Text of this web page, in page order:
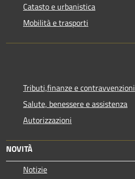
Catasto e urbanistica
Mobilità e trasporti
Tributi,finanze e contravvenzioni
Salute, benessere e assistenza
Autorizzazioni
NOVITÀ
Notizie